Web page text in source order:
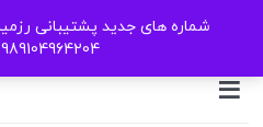
989104964204+